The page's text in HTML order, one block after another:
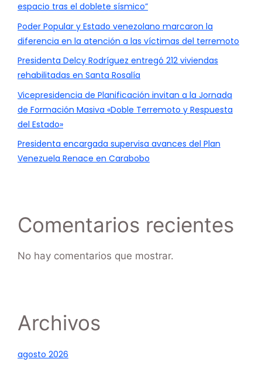
espacio tras el doblete sísmico”
Poder Popular y Estado venezolano marcaron la
diferencia en la atención a las víctimas del terremoto
Presidenta Delcy Rodríguez entregó 212 viviendas
rehabilitadas en Santa Rosalía
Vicepresidencia de Planificación invitan a la Jornada
de Formación Masiva «Doble Terremoto y Respuesta
del Estado»
Presidenta encargada supervisa avances del Plan
Venezuela Renace en Carabobo
Comentarios recientes
No hay comentarios que mostrar.
Archivos
agosto 2026